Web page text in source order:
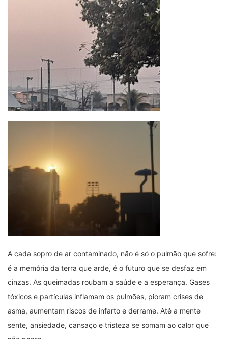
A cada sopro de ar contaminado, não é só o pulmão que sofre:
é a memória da terra que arde, é o futuro que se desfaz em
cinzas. As queimadas roubam a saúde e a esperança. Gases
tóxicos e partículas inflamam os pulmões, pioram crises de
asma, aumentam riscos de infarto e derrame. Até a mente
sente, ansiedade, cansaço e tristeza se somam ao calor que